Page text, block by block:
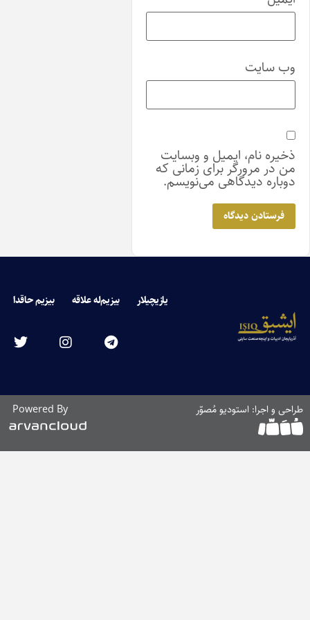
ایمیل و وبسایت
برای زمانی که
دیدگاهی می‌نویسم.
بیزیم‌له علاقه بیزیم حاقدا
استودیو مُصوّر Powered By